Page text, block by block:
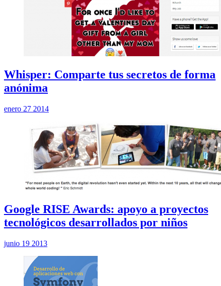
Whisper: Comparte tus secretos de forma
anónima
enero 27 2014
Google RISE Awards: apoyo a proyectos
tecnológicos desarrollados por niños
junio 19 2013